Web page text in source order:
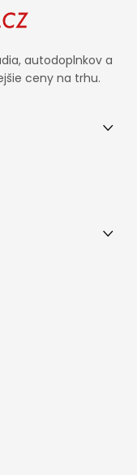
autodoplnkov a
ceny na trhu.